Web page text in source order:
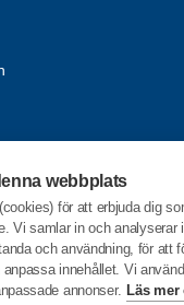
webbplats
för att erbjuda dig
Vi samlar in och analyserar
och användning, för att
innehållet. Vi
annonser. Läs mer